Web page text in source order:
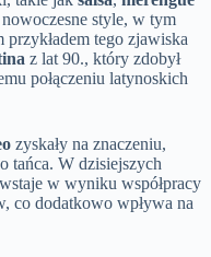
style, w tym
przykładem tego zjawiska
z lat 90., który zdobył
połączeniu latynoskich
zyskały na znaczeniu,
tańca. W dzisiejszych
w wyniku współpracy
co dodatkowo wpływa na